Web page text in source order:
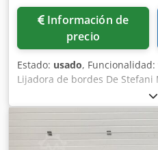
Información de
precio
Estado: usado, Funcionalidad:
Lijadora de bordes De
Altura máxima de la pieza:
lijado: 2,5 kW Dodpfx Aoznu
sistema de autoafilado
lijado Ajuste manual del